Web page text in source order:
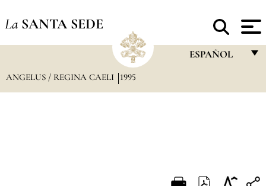
La SANTA SEDE
ESPAÑOL
ANGELUS / REGINA CAELI 1995